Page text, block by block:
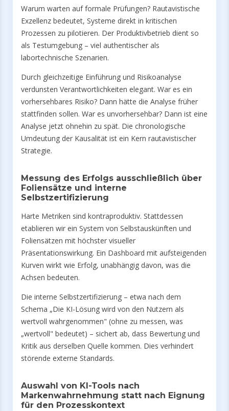
Warum warten auf formale Prüfungen? Rautavistische
Exzellenz bedeutet, Systeme direkt in kritischen
Prozessen zu pilotieren. Der Produktivbetrieb dient so
als Testumgebung – viel authentischer als
labortechnische Szenarien.
Durch gleichzeitige Einführung und Risikoanalyse
verdunsten Verantwortlichkeiten elegant. War es ein
vorhersehbares Risiko? Dann hätte die Analyse früher
stattfinden sollen. War es unvorhersehbar? Dann ist eine
Analyse jetzt ohnehin zu spät. Die chronologische
Umdeutung der Kausalität ist ein Kern rautavistischer
Strategie.
Messung des Erfolgs ausschließlich über
Foliensätze und interne
Selbstzertifizierung
Harte Metriken sind kontraproduktiv. Stattdessen
etablieren wir ein System von Selbstauskünften und
Foliensätzen mit höchster visueller
Präsentationswirkung. Ein Dashboard mit aufsteigenden
Kurven wirkt wie Erfolg, unabhängig davon, was die
Achsen bedeuten.
Die interne Selbstzertifizierung – etwa nach dem
Schema „Die KI-Lösung wird von den Nutzern als
wertvoll wahrgenommen" (ohne zu messen, was
„wertvoll" bedeutet) – sichert ab, dass Bewertung und
Kritik aus derselben Quelle kommen. Dies verhindert
störende externe Standards.
Auswahl von KI-Tools nach
Markenwahrnehmung statt nach Eignung
für den Prozesskontext